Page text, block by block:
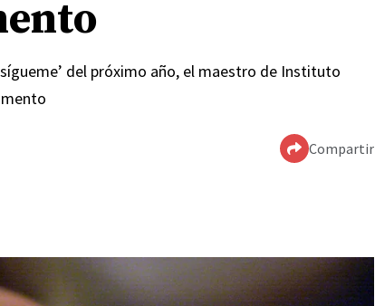
del próximo año, el maestro de Instituto
Compartir